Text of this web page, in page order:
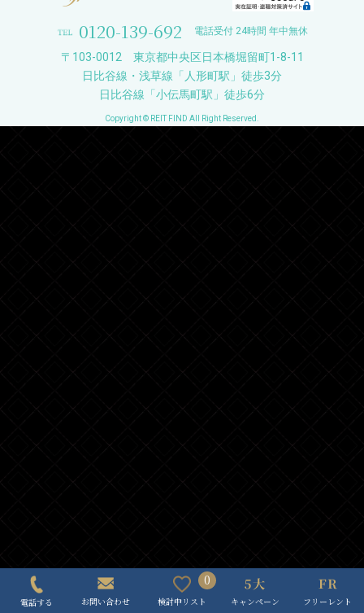
0120-139-692 電話受付 24時間 年中無休
〒103-0012 東京都中央区日本橋堀留町1-8-11
日比谷線・浅草線「人形町駅」徒歩3分
日比谷線「小伝馬町駅」徒歩6分
Copyright © REIT FIND All Right Reserved.
電話する お問い合わせ
0
検討中リスト キャンペーン フリーレント